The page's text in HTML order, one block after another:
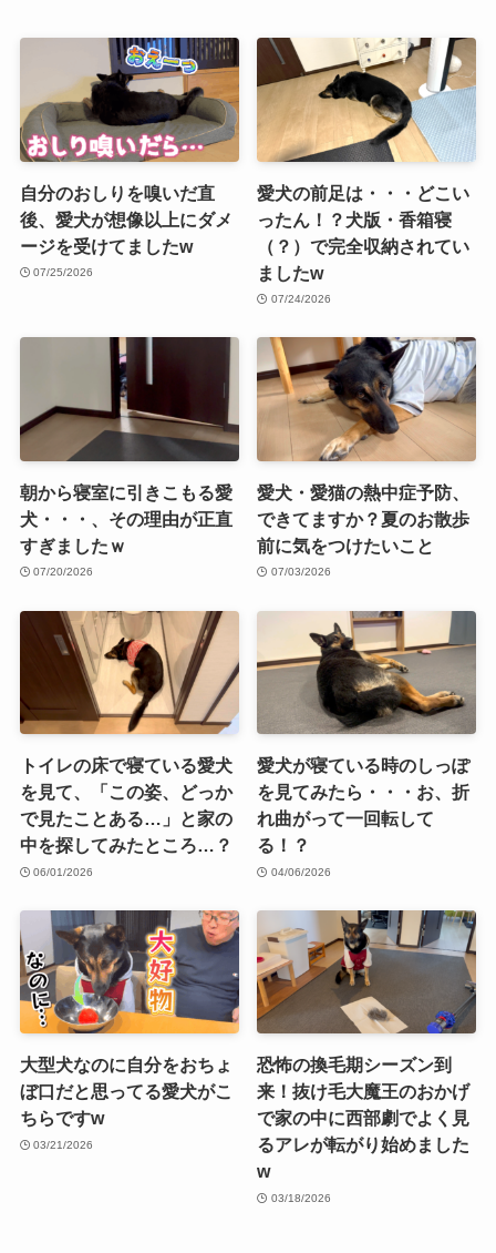
自分のおしりを嗅いだ直
後、愛犬が想像以上にダメ
ージを受けてましたw
07/25/2026
愛犬の前足は・・・どこい
ったん！？犬版・香箱寝
（？）で完全収納されてい
ましたw
07/24/2026
朝から寝室に引きこもる愛
犬・・・、その理由が正直
すぎましたｗ
07/20/2026
愛犬・愛猫の熱中症予防、
できてますか？夏のお散歩
前に気をつけたいこと
07/03/2026
トイレの床で寝ている愛犬
を見て、「この姿、どっか
で見たことある…」と家の
中を探してみたところ…？
06/01/2026
愛犬が寝ている時のしっぽ
を見てみたら・・・お、折
れ曲がって一回転して
る！？
04/06/2026
大型犬なのに自分をおちょ
ぼ口だと思ってる愛犬がこ
ちらですw
03/21/2026
恐怖の換毛期シーズン到
来！抜け毛大魔王のおかげ
で家の中に西部劇でよく見
るアレが転がり始めました
w
03/18/2026